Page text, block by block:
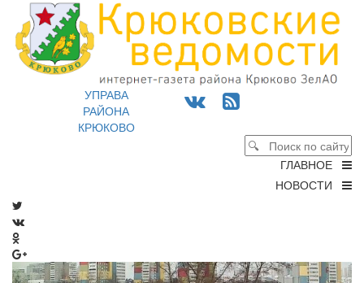
УПРАВА
РАЙОНА
КРЮКОВО
ГЛАВНОЕ
НОВОСТИ